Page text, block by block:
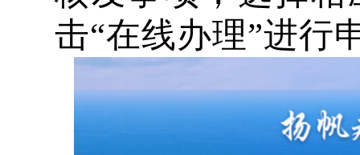
击“在线办理”进行